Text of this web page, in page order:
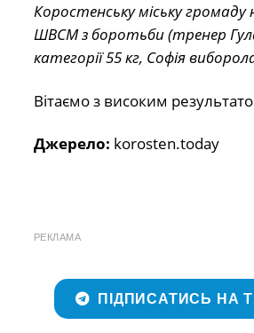
Коростенську міську
ШВСМ з боротьби (тренер
категорії 55 кг, Софія
Вітаємо з високим
Джерело: korosten.today
РЕКЛАМА
ПІДПИСАТИСЬ НА